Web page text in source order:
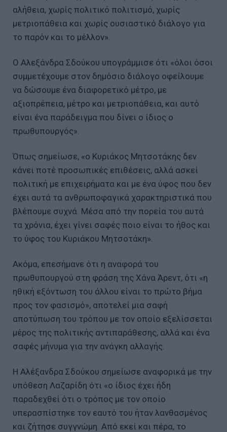
αλήθεια, χωρίς πολιτικό πολιτισμό, χωρίς
μετριοπάθεια και χωρίς ουσιαστικό διάλογο για
το παρόν και το μέλλον».
Ο Αλεξάνδρα Σδούκου υπογράμμισε ότι «όλοι όσοι
συμμετέχουμε στον δημόσιο διάλογο οφείλουμε
να δώσουμε ένα διαφορετικό μέτρο, με
αξιοπρέπεια, μέτρο και μετριοπάθεια, και αυτό
είναι ένα παράδειγμα που δίνει ο ίδιος ο
πρωθυπουργός».
Όπως σημείωσε, «ο Κυριάκος Μητσοτάκης δεν
κάνει ποτέ προσωπικές επιθέσεις, αλλά ασκεί
πολιτική με επιχειρήματα και με ένα ύφος που δεν
έχει αυτά τα ανθρωποφαγικά χαρακτηριστικά που
βλέπουμε συχνά. Μέσα από την πορεία του αυτά
τα χρόνια, έχει γίνει σαφές ποιο είναι το ήθος και
το ύφος του Κυριάκου Μητσοτάκη».
Ακόμα, επεσήμανε ότι η αναφορά του
πρωθυπουργού στη φράση της Χάνα Άρεντ, ότι «η
ηθική εξόντωση του άλλου είναι το πρώτο βήμα
προς τον φασισμό», αποτελεί μια σαφή
αποτύπωση του τρόπου με τον οποίο εξελίσσεται
μέρος της πολιτικής αντιπαράθεσης, αλλά και ένα
σαφές μήνυμα για την ανάγκη αλλαγής.
Η Αλέξανδρα Σδούκου σημείωσε αναφορικά με την
υπόθεση Λαζαρίδη ότι «ο ίδιος έχει ήδη
παραδεχθεί ότι ο τρόπος με τον οποίο
υπερασπίστηκε τον εαυτό του ήταν λανθασμένος
και ζήτησε συγγνώμη. Από εκεί και πέρα, το